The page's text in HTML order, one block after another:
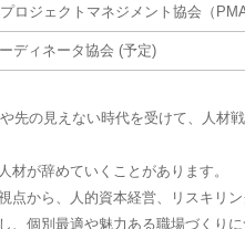
ロジェクトマネジメント協会（
ディネータ協会 (予定)
先の見えない時代を受けて、人材
材が辞めていくことがあります。
点から、人的資本経営、リスキリ
、個別最適や魅力ある職場づくり